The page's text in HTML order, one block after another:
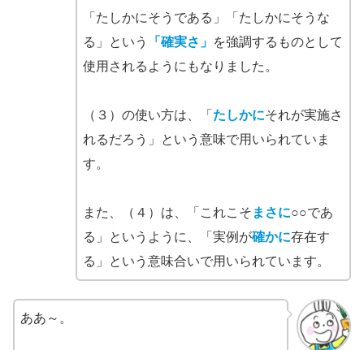
「たしかにそうである」「たしかにそうな
る」という
「確実さ」 を強調するものとして
使用されるようにもなりました。
（３）の使い方は、「 たしかにそれが実施さ
れるだろう」という意味で用いられていま
す。
また、（４）は、「これこそ まさに○○であ
る」というように、「実例が確かに存在す
る」という意味合いで用いられています。
ああ～。